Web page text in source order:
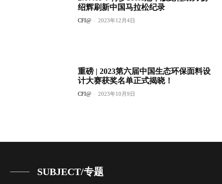
绍辉刷新中国马拉松纪录
CFI@ - 2023年12月4日
重磅 | 2023第六届中国生态环保面料设
计大赛获奖名单正式揭晓！
CFI@ - 2023年10月9日
SUBJECT/专题